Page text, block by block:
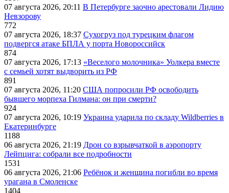
07 августа 2026, 20:11 В Петербурге заочно арестовали Лидию
Невзорову
772
07 августа 2026, 18:37 Сухогруз под турецким флагом
подвергся атаке БПЛА у порта Новороссийск
874
07 августа 2026, 17:13 «Веселого молочника» Уолкера вместе
с семьей хотят выдворить из РФ
891
07 августа 2026, 11:20 США попросили РФ освободить
бывшего морпеха Гилмана: он при смерти?
924
07 августа 2026, 10:19 Украина ударила по складу Wildberries в
Екатеринбурге
1188
06 августа 2026, 21:19 Дрон со взрывчаткой в аэропорту
Лейпцига: собрали все подробности
1531
06 августа 2026, 21:06 Ребёнок и женщина погибли во время
урагана в Смоленске
1404